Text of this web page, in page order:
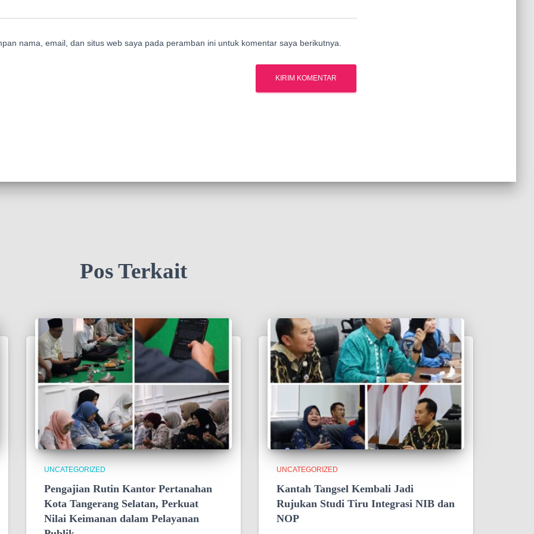
nama, email, dan situs web saya pada peramban ini untuk komentar saya berikutnya.
Pos Terkait
UNCATEGORIZED
Pengajian Rutin Kantor Pertanahan
Kota Tangerang Selatan, Perkuat
Nilai Keimanan dalam Pelayanan
UNCATEGORIZED
Kantah Tangsel Kembali Jadi
Rujukan Studi Tiru Integrasi NIB dan
NOP